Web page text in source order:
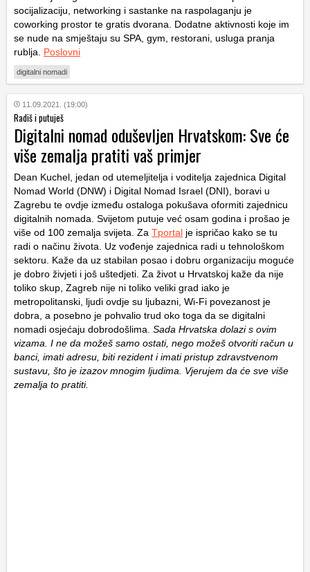
socijalizaciju, networking i sastanke na raspolaganju je
coworking prostor te gratis dvorana. Dodatne aktivnosti koje im
se nude na smještaju su SPA, gym, restorani, usluga pranja
rublja. Poslovni
digitalni nomadi
11.09.2021. (19:00)
Radiš i putuješ
Digitalni nomad oduševljen Hrvatskom: Sve će
više zemalja pratiti vaš primjer
Dean Kuchel, jedan od utemeljitelja i voditelja zajednica Digital
Nomad World (DNW) i Digital Nomad Israel (DNI), boravi u
Zagrebu te ovdje između ostaloga pokušava oformiti zajednicu
digitalnih nomada. Svijetom putuje već osam godina i prošao je
više od 100 zemalja svijeta. Za Tportal je ispričao kako se tu
radi o načinu života. Uz vođenje zajednica radi u tehnološkom
sektoru. Kaže da uz stabilan posao i dobru organizaciju moguće
je dobro živjeti i još uštedjeti. Za život u Hrvatskoj kaže da nije
toliko skup, Zagreb nije ni toliko veliki grad iako je
metropolitanski, ljudi ovdje su ljubazni, Wi-Fi povezanost je
dobra, a posebno je pohvalio trud oko toga da se digitalni
nomadi osjećaju dobrodošlima. Sada Hrvatska dolazi s ovim
vizama. I ne da možeš samo ostati, nego možeš otvoriti račun u
banci, imati adresu, biti rezident i imati pristup zdravstvenom
sustavu, što je izazov mnogim ljudima. Vjerujem da će sve više
zemalja to pratiti.